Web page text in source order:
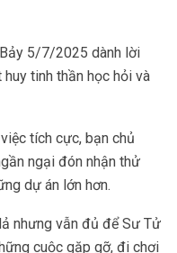
5/7/2025 dành lời
tinh thần học hỏi và
tích cực, bạn chủ
ngại đón nhận thử
dự án lớn hơn.
nhưng vẫn đủ để Sư Tử
cuộc gặp gỡ, đi chơi